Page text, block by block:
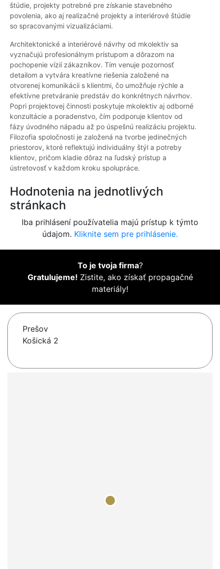
štúdie, projekty potrebné pre získanie stavebného
povolenia, ako aj realizačné projekty a interiérové štúdie
so spracovanými vizualizáciami.
Architektonické a interiérové návrhy od mkolektiv sa
vyznačujú profesionálnym prístupom a dôrazom na
pochopenie vízií zákazníkov. Tím venuje pozornosť
detailom a vytvára kreatívne riešenia založené na
otvorenej komunikácii s klientmi, čo umožňuje rýchle a
efektívne pretváranie predstáv do konkrétnych návrhov.
Popri projektovej činnosti poskytuje mkolektiv aj odborné
konzultácie a poradenstvo, čím podporuje klientov od
fázy úvodného nápadu až po úspešnú realizáciu projektu.
Filozofia spoločnosti je založená na tvorbe jedinečných
priestorov, ktoré reflektujú individuálny štýl a potreby
klientov, pričom kladie dôraz na ľudský prístup a
ústretovosť v každom kroku spolupráce.
Hodnotenia na jednotlivých
stránkach
Iba prihlásení používatelia majú prístup k týmto
údajom. Kliknite sem pre prihlásenie.
To je tvoja firma?
Gratulujeme! Zistite, ako získať propagačné
materiály!
Prešov
Košická 2